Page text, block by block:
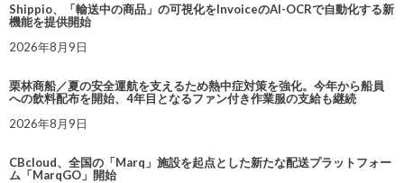
Shippio、「輸送中の商品」の可視化をInvoiceのAI-OCRで自動化する新
機能を提供開始
2026年8月9日
栗林商船／夏の安全運航を支えるため熱中症対策を強化。今年から船員
への飲料配布を開始、4年目となるファン付き作業服の支給も継続
2026年8月9日
CBcloud、全国の「Marq」施設を起点とした新たな配送プラットフォー
ム「MarqGO」開始